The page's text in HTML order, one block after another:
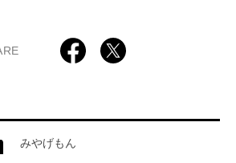
みやげもん